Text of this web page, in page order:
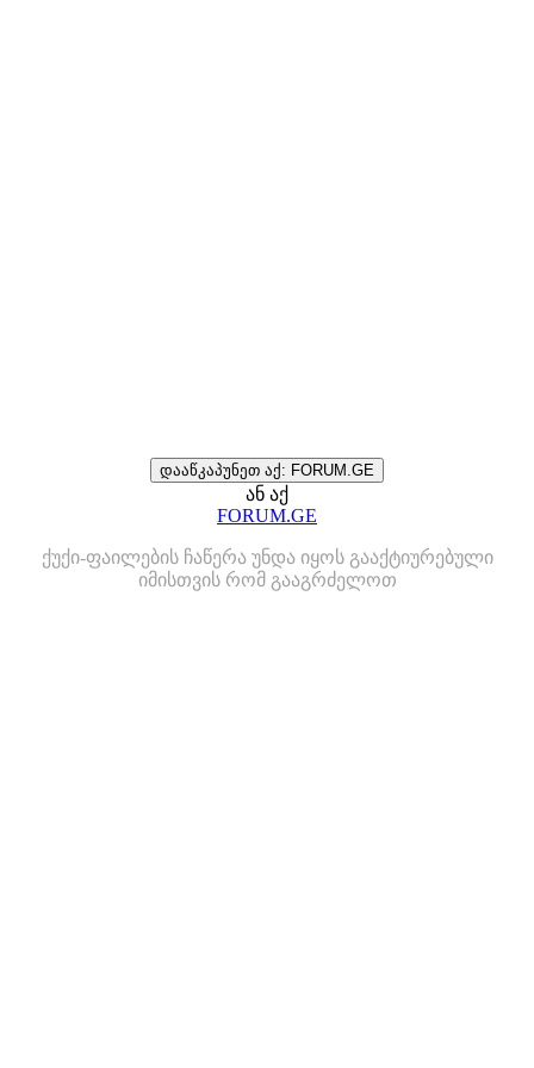
დააწკაპუნეთ აქ: FORUM.GE
ან აქ
FORUM.GE
ქუქი-ფაილების ჩაწერა უნდა იყოს გააქტიურებული
იმისთვის რომ გააგრძელოთ